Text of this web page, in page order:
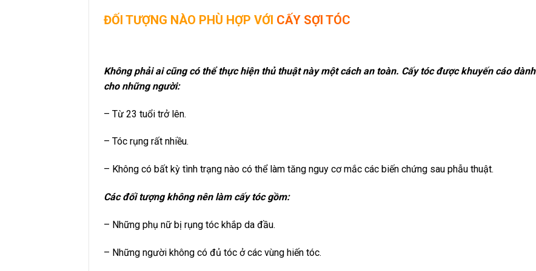
ĐỐI TƯỢNG NÀO PHÙ HỢP VỚI CẤY SỢI TÓC
Không phải ai cũng có thể thực hiện thủ thuật này một cách an toàn. Cấy tóc được khuyến cáo dành
cho những người:
– Từ 23 tuổi trở lên.
– Tóc rụng rất nhiều.
– Không có bất kỳ tình trạng nào có thể làm tăng nguy cơ mắc các biến chứng sau phẫu thuật.
Các đối tượng không nên làm cấy tóc gồm:
– Những phụ nữ bị rụng tóc khắp da đầu.
– Những người không có đủ tóc ở các vùng hiến tóc.